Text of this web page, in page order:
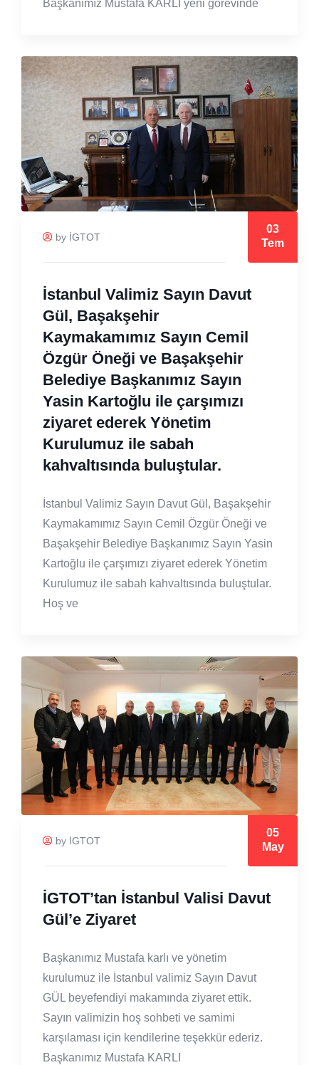
Başkanımız Mustafa KARLI yeni görevinde
by İGTOT
03
Tem
İstanbul Valimiz Sayın Davut
Gül, Başakşehir
Kaymakamımız Sayın Cemil
Özgür Öneği ve Başakşehir
Belediye Başkanımız Sayın
Yasin Kartoğlu ile çarşımızı
ziyaret ederek Yönetim
Kurulumuz ile sabah
kahvaltısında buluştular.
İstanbul Valimiz Sayın Davut Gül, Başakşehir
Kaymakamımız Sayın Cemil Özgür Öneği ve
Başakşehir Belediye Başkanımız Sayın Yasin
Kartoğlu ile çarşımızı ziyaret ederek Yönetim
Kurulumuz ile sabah kahvaltısında buluştular.
Hoş ve
by İGTOT
05
May
İGTOT’tan İstanbul Valisi Davut
Gül’e Ziyaret
Başkanımız Mustafa karlı ve yönetim
kurulumuz ile İstanbul valimiz Sayın Davut
GÜL beyefendiyi makamında ziyaret ettik.
Sayın valimizin hoş sohbeti ve samimi
karşılaması için kendilerine teşekkür ederiz.
Başkanımız Mustafa KARLI